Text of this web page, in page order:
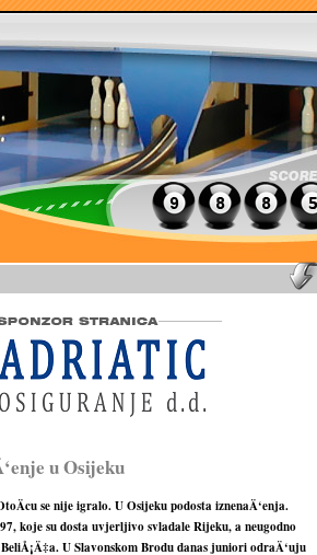
u Osijeku
se nije igralo. U Osijeku podosta iznenaÄ‘enja.
koje su dosta uvjerljivo svladale Rijeku, a neugodno
U Slavonskom Brodu danas juniori odraÄ‘uju